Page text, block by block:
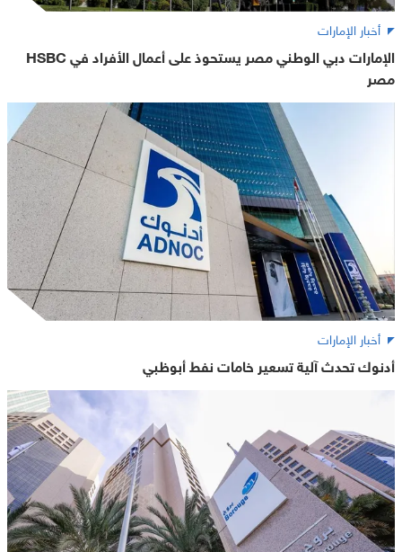
أخبار الإمارات
الإمارات دبي الوطني مصر يستحوذ على أعمال الأفراد في HSBC
مصر
أخبار الإمارات
أدنوك تحدث آلية تسعير خامات نفط أبوظبي